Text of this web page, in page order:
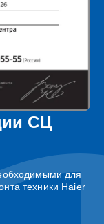
СЦ
для
техники Haier